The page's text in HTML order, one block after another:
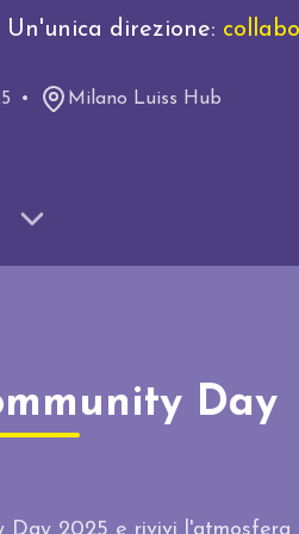
Un'unica direzione:
• Milano Luiss Hub
Day